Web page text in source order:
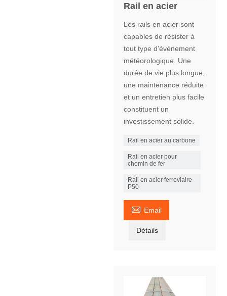
Rail en acier
Les rails en acier sont
capables de résister à
tout type d'événement
météorologique. Une
durée de vie plus longue,
une maintenance réduite
et un entretien plus facile
constituent un
investissement solide.
Rail en acier au carbone
Rail en acier pour
chemin de fer
Rail en acier ferroviaire
P50
 Email
Détails